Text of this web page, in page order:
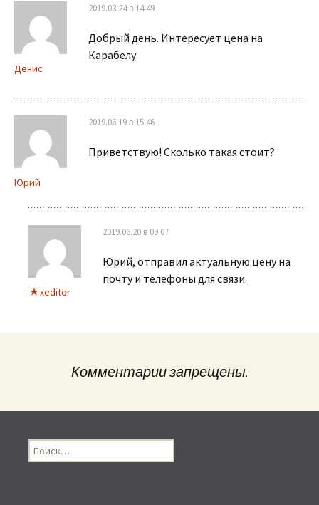
Денис
2019.03.24 в 14:49
Добрый день. Интересует цена на
Карабелу
Юрий
2019.06.19 в 15:46
Приветствую! Сколько такая стоит?
xeditor
2019.06.20 в 09:07
Юрий, отправил актуальную цену на
почту и телефоны для связи.
Комментарии запрещены.
Найти: